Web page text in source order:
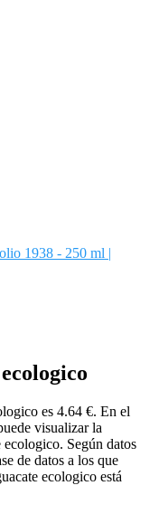
1938 - 250 ml |
es 4.64 €. En el
visualizar la
Según datos
de datos a los que
ecologico está